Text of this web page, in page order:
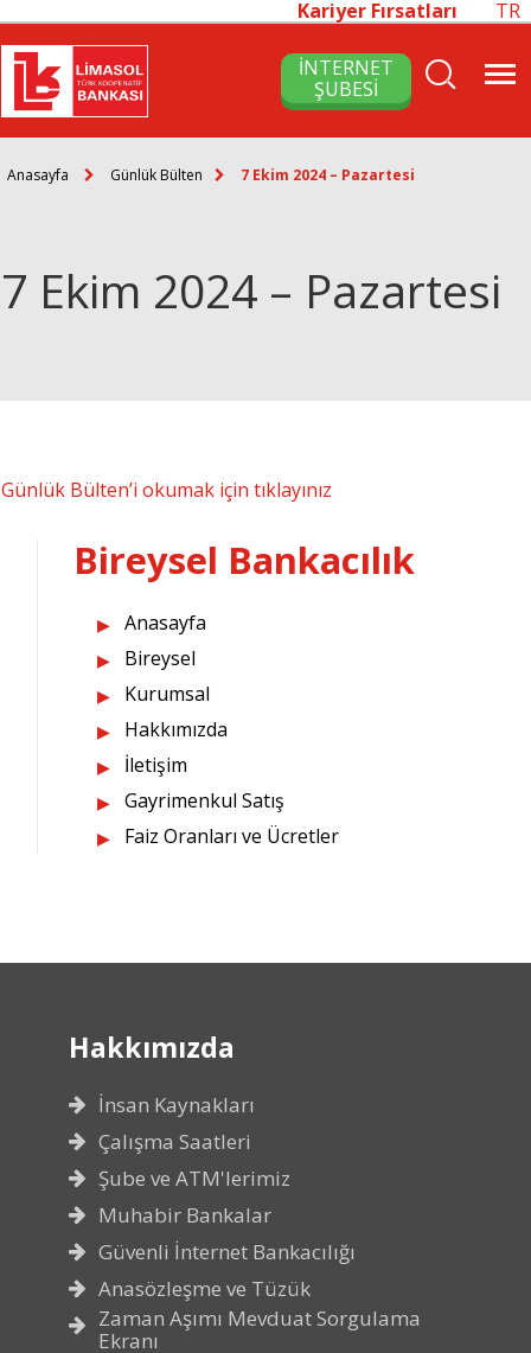
Kariyer Fırsatları TR
İNTERNET
ŞUBESİ
Anasayfa Günlük Bülten 7 Ekim 2024 – Pazartesi
7 Ekim 2024 – Pazartesi
Günlük Bülten’i okumak için tıklayınız
Bireysel Bankacılık
Anasayfa
Bireysel
Kurumsal
Hakkımızda
İletişim
Gayrimenkul Satış
Faiz Oranları ve Ücretler
Hakkımızda
İnsan Kaynakları
Çalışma Saatleri
Şube ve ATM'lerimiz
Muhabir Bankalar
Güvenli İnternet Bankacılığı
Anasözleşme ve Tüzük
Zaman Aşımı Mevduat Sorgulama
Ekranı